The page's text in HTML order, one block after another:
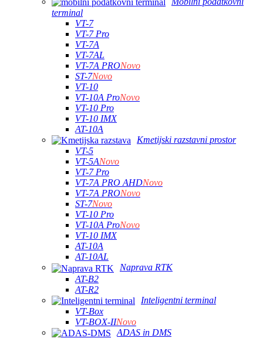
terminal
VT-7
VT-7 Pro
VT-7A
VT-7AL
VT-7A PRONovo
ST-7Novo
VT-10
VT-10A ProNovo
VT-10 Pro
VT-10 IMX
AT-10A
Kmetijski razstavni prostor
VT-5
VT-5ANovo
VT-7 Pro
VT-7A PRO AHDNovo
VT-7A PRONovo
ST-7Novo
VT-10 Pro
VT-10A ProNovo
VT-10 IMX
AT-10A
AT-10AL
Naprava RTK
AT-B2
AT-R2
Inteligentni terminal
VT-Box
VT-BOX-IINovo
ADAS in DMS